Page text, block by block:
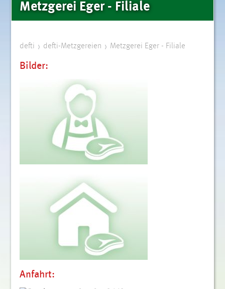
defti defti-Metzgereien Metzgerei Eger - Filiale
Metzgerei Eger - Filiale
Bilder:
Anfahrt: